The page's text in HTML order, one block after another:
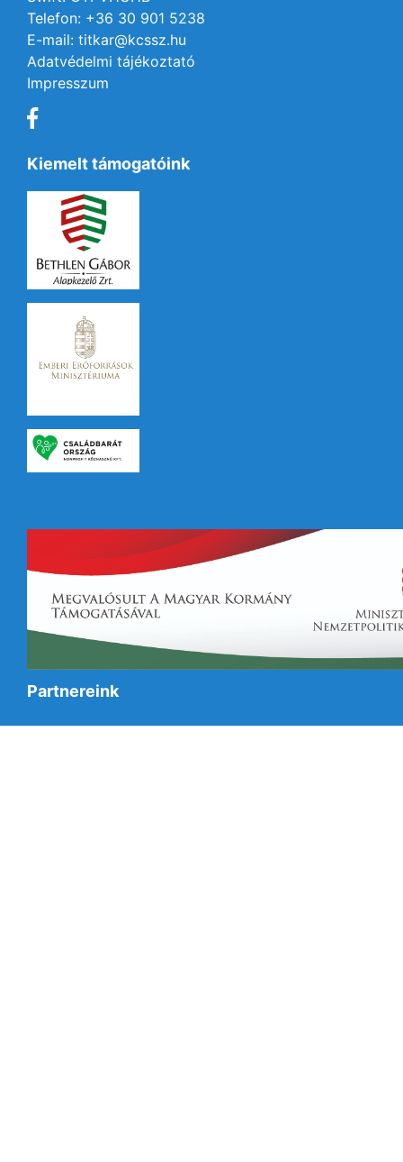
Telefon: +36 30 901 5238
E-mail: titkar@kcssz.hu
Adatvédelmi tájékoztató
Impresszum
Kiemelt támogatóink
Partnereink